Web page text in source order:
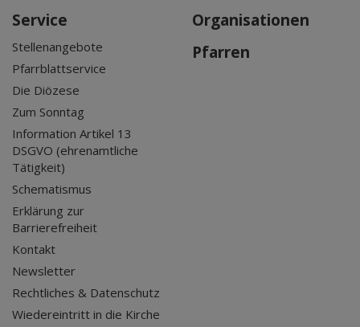
Service
Stellenangebote
Pfarrblattservice
Die Diözese
Zum Sonntag
Information Artikel 13
DSGVO (ehrenamtliche
Tätigkeit)
Schematismus
Erklärung zur
Barrierefreiheit
Kontakt
Newsletter
Rechtliches & Datenschutz
Wiedereintritt in die Kirche
Organisationen
Pfarren